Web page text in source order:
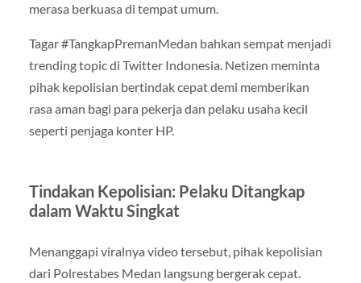
merasa berkuasa di tempat umum.
Tagar #TangkapPremanMedan bahkan sempat menjadi
trending topic di Twitter Indonesia. Netizen meminta
pihak kepolisian bertindak cepat demi memberikan
rasa aman bagi para pekerja dan pelaku usaha kecil
seperti penjaga konter HP.
Tindakan Kepolisian: Pelaku Ditangkap
dalam Waktu Singkat
Menanggapi viralnya video tersebut, pihak kepolisian
dari Polrestabes Medan langsung bergerak cepat.